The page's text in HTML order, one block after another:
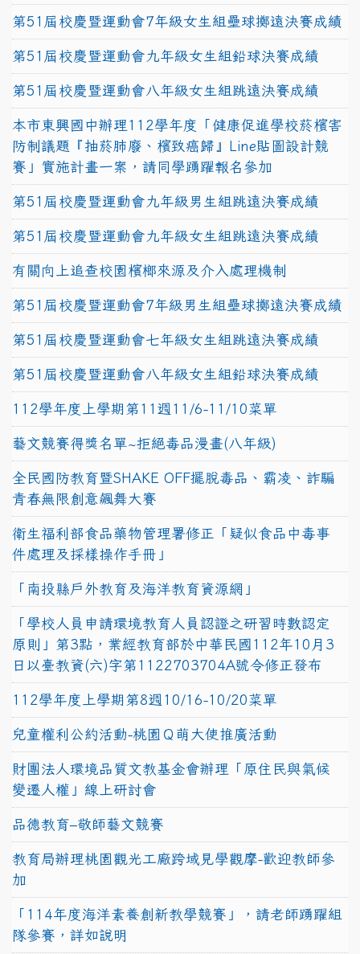
第51屆校慶暨運動會7年級女生組壘球擲遠決賽成績
第51屆校慶暨運動會九年級女生組鉛球決賽成績
第51屆校慶暨運動會八年級女生組跳遠決賽成績
本市東興國中辦理112學年度「健康促進學校菸檳害
防制議題『抽菸肺廢、檳致癌歸』Line貼圖設計競
賽」實施計畫一案，請同學踴躍報名參加
第51屆校慶暨運動會九年級男生組跳遠決賽成績
第51屆校慶暨運動會九年級女生組跳遠決賽成績
有關向上追查校園檳榔來源及介入處理機制
第51屆校慶暨運動會7年級男生組壘球擲遠決賽成績
第51屆校慶暨運動會七年級女生組跳遠決賽成績
第51屆校慶暨運動會八年級女生組鉛球決賽成績
112學年度上學期第11週11/6-11/10菜單
藝文競賽得獎名單~拒絕毒品漫畫(八年級)
全民國防教育暨SHAKE OFF擺脫毒品、霸凌、詐騙
青春無限創意飆舞大賽
衛生福利部食品藥物管理署修正「疑似食品中毒事
件處理及採樣操作手冊」
「南投縣戶外教育及海洋教育資源網」
「學校人員申請環境教育人員認證之研習時數認定
原則」第3點，業經教育部於中華民國112年10月3
日以臺教資(六)字第1122703704A號令修正發布
112學年度上學期第8週10/16-10/20菜單
兒童權利公約活動-桃園Ｑ萌大使推廣活動
財團法人環境品質文教基金會辦理「原住民與氣候
變遷人權」線上研討會
品德教育–敬師藝文競賽
教育局辦理桃園觀光工廠跨域見學觀摩-歡迎教師參
加
「114年度海洋素養創新教學競賽」，請老師踴躍組
隊參賽，詳如說明